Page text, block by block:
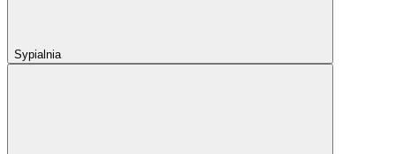
Sypialnia